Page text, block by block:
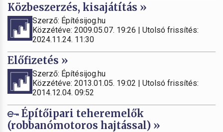
Közbeszerzés, kisajátítás »
Szerző: Építésijog.hu
Közzétéve: 2009.05.07. 19:26 | Utolsó frissítés:
2024.11.24. 11:30
Előfizetés »
Szerző: Építésijog.hu
Közzétéve: 2013.01.05. 19:02 | Utolsó frissítés:
2014.12.04. 09:52
Építőipari teheremelők
(robbanómotoros hajtással) »